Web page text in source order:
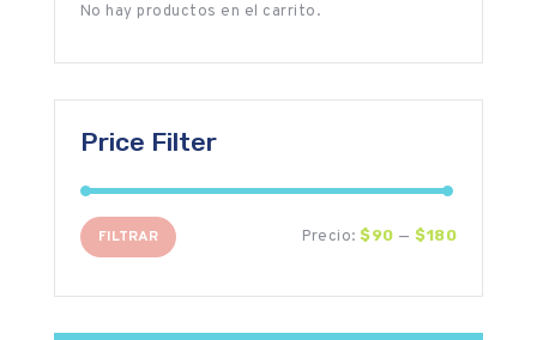
No hay productos en el carrito.
Price Filter
FILTRAR Precio:$90 —$180